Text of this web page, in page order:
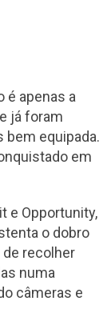
é apenas a
já foram
bem equipada.
em
e Opportunity,
o dobro
recolher
numa
câmeras e